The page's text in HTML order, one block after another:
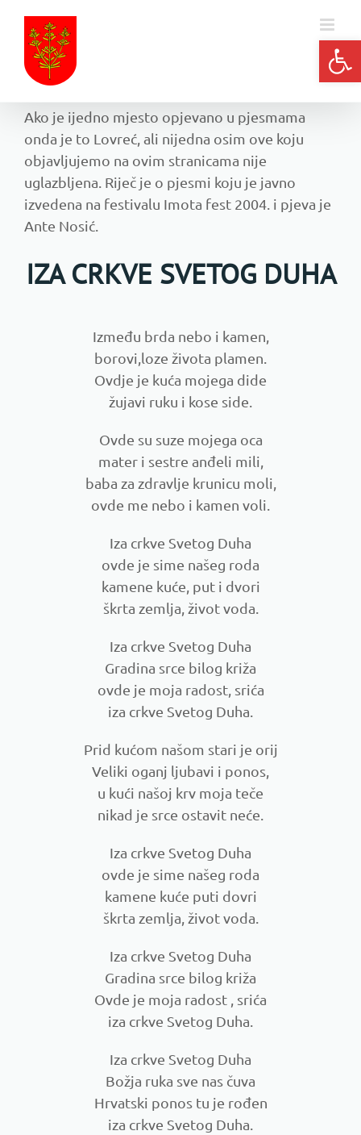
contentPjesme o Lovreću
Ako je ijedno mjesto opjevano u pjesmama
onda je to Lovreć, ali nijedna osim ove koju
objavljujemo na ovim stranicama nije
uglazbljena. Riječ je o pjesmi koju je javno
izvedena na festivalu Imota fest 2004. i pjeva je
Ante Nosić.
IZA CRKVE SVETOG DUHA
Između brda nebo i kamen,
borovi,loze života plamen.
Ovdje je kuća mojega dide
žujavi ruku i kose side.
Ovde su suze mojega oca
mater i sestre anđeli mili,
baba za zdravlje krunicu moli,
ovde me nebo i kamen voli.
Iza crkve Svetog Duha
ovde je sime našeg roda
kamene kuće, put i dvori
škrta zemlja, život voda.
Iza crkve Svetog Duha
Gradina srce bilog križa
ovde je moja radost, srića
iza crkve Svetog Duha.
Prid kućom našom stari je orij
Veliki oganj ljubavi i ponos,
u kući našoj krv moja teče
nikad je srce ostavit neće.
Iza crkve Svetog Duha
ovde je sime našeg roda
kamene kuće puti dovri
škrta zemlja, život voda.
Iza crkve Svetog Duha
Gradina srce bilog križa
Ovde je moja radost , srića
iza crkve Svetog Duha.
Iza crkve Svetog Duha
Božja ruka sve nas čuva
Hrvatski ponos tu je rođen
iza crkve Svetog Duha.